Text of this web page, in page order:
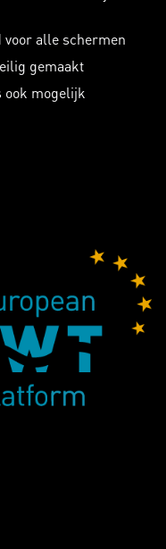
voor alle schermen
gemaakt
ook mogelijk